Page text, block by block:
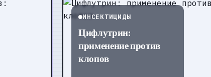
ИНСЕКТИЦИДЫ
Цифлутрин:
применение против
клопов